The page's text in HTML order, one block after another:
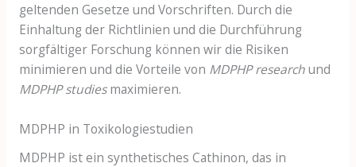
geltenden Gesetze und Vorschriften. Durch die
Einhaltung der Richtlinien und die Durchführung
sorgfältiger Forschung können wir die Risiken
minimieren und die Vorteile von MDPHP researchund
MDPHP studiesmaximieren.
MDPHP in Toxikologiestudien
MDPHP ist ein synthetisches Cathinon, das in